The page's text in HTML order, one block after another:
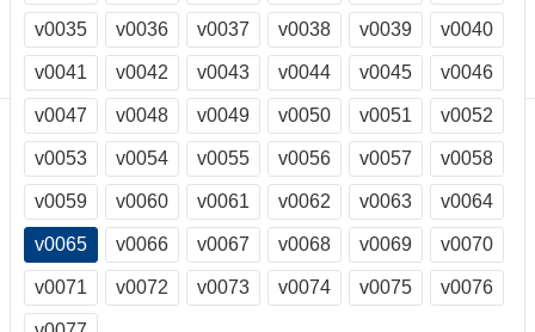
最
新
消
息
關
於
我
們
出
版
v0035 v0036 v0037 v0038 v0039 v0040
v0041 v0042 v0043 v0044 v0045 v0046
v0047 v0048 v0049 v0050 v0051 v0052
v0053 v0054 v0055 v0056 v0057 v0058
v0059 v0060 v0061 v0062 v0063 v0064
v0065 v0066 v0067 v0068 v0069 v0070
v0071 v0072 v0073 v0074 v0075 v0076